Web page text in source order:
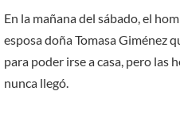
En la mañana del sábado, el
esposa doña Tomasa Giménez
para poder irse a casa, pero
nunca llegó.